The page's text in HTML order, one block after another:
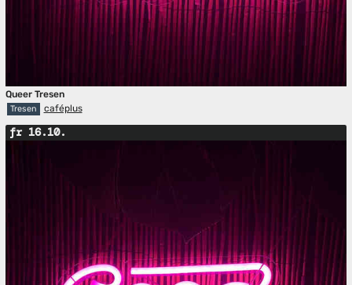
Queer Tresen
Tresen caféplus
fr 16.10.